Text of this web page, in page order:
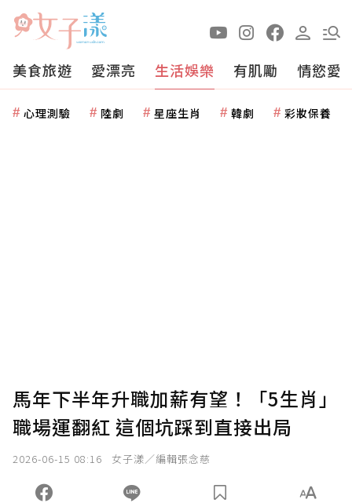
美食旅遊 愛漂亮 生活娛樂 有肌勵 情慾愛
心理測驗 陸劇 星座生肖 韓劇 彩妝保養
馬年下半年升職加薪有望！「5生肖」
職場運翻紅 這個坑踩到直接出局
2026-06-15 08:16 女子漾／編輯張念慈